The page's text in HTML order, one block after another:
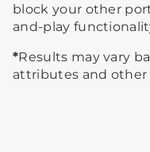
block your other
and-play
*Results may vary
attributes and other